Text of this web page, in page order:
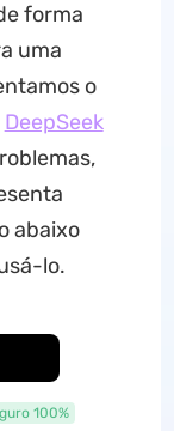
forma
uma
o
DeepSeek
abaixo
lo.
100%